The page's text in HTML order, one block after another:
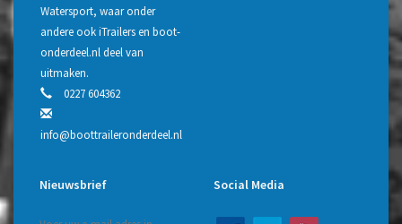
Watersport, waar onder
andere ook iTrailers en boot-
onderdeel.nl deel van
uitmaken.
0227 604362
info@boottraileronderdeel.nl
Nieuwsbrief Social Media